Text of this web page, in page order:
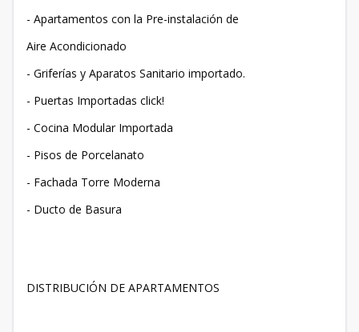
- Apartamentos con la Pre-instalación de
Aire Acondicionado
- Griferías y Aparatos Sanitario importado.
- Puertas Importadas click!
- Cocina Modular Importada
- Pisos de Porcelanato
- Fachada Torre Moderna
- Ducto de Basura
DISTRIBUCIÓN DE APARTAMENTOS